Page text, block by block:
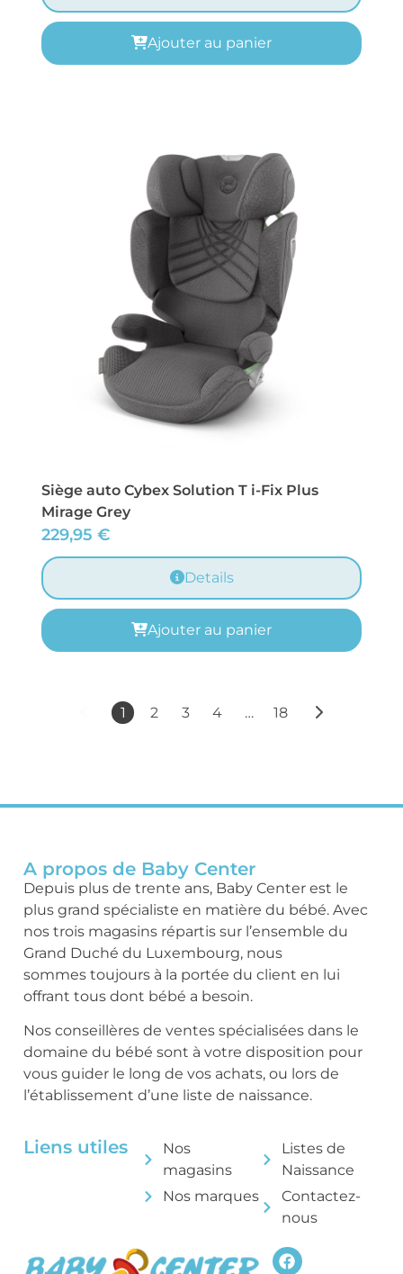
Ajouter au panier
Siège auto Cybex Solution T i-Fix Plus
Mirage Grey
229,95 €
Details
Ajouter au panier
1 2 3 4 … 18
A propos de Baby Center
Depuis plus de trente ans, Baby Center est le
plus grand spécialiste en matière du bébé. Avec
nos trois magasins répartis sur l’ensemble du
Grand Duché du Luxembourg, nous
sommes toujours à la portée du client en lui
offrant tous dont bébé a besoin.
Nos conseillères de ventes spécialisées dans le
domaine du bébé sont à votre disposition pour
vous guider le long de vos achats, ou lors de
l’établissement d’une liste de naissance.
Liens utiles
Nos
magasins
Nos marques
Listes de
Naissance
Contactez-
nous